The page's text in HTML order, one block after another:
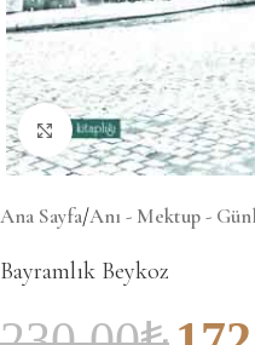
Büyütmek için tıklayın
Ana Sayfa/Anı - Mektup -
Bayramlık Beykoz